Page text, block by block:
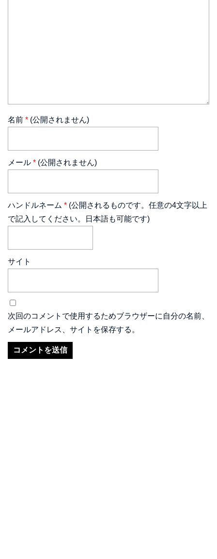
名前 * (公開されません)
メール * (公開されません)
ハンドルネーム * (公開されるものです。任意の4文字以上
で記入してください。日本語も可能です)
サイト
次回のコメントで使用するためブラウザーに自分の名前、
メールアドレス、サイトを保存する。